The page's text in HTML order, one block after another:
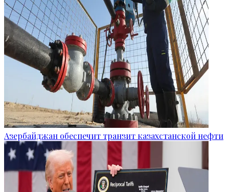
Азербайджан обеспечит транзит казахстанской нефти